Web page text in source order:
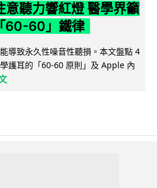
聽力響紅燈 醫學界籲
60-60」鐵律
導致永久性噪音性聽損。本文盤點 4
護耳的「60-60 原則」及 Apple 內